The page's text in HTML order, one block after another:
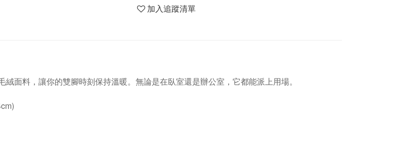
加入追蹤清單
絨面料，讓你的雙腳時刻保持溫暖。無論是在臥室還是辦公室，它都能派上用場。